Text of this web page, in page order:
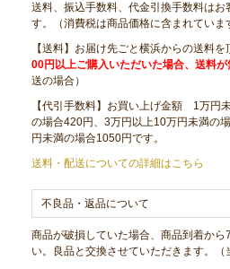
送料、振込手数料、代金引換手数料はお
す。（消費税は商品価格に含まれていま
【送料】お届け先ごと横浜からの送料
00円以上ご購入いただいた場合、送料が
送の場合）
【代引手数料】お買い上げ金額 1万円
の場合420円、3万円以上10万円未満の
円未満の場合1050円です。
送料・配送についての詳細はこちら
不良品・返品について
商品が破損していた場合、商品到着から
い。良品と交換させていただきます。（